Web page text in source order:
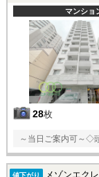
マンショ
28枚
～当日ご案内可～◇
値下がり メゾンエク